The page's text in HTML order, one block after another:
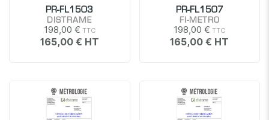
PR-FL1503
DISTRAME
198,00 €
165,00 €
PR-FL1507
FI-METRO
198,00 €
165,00 €